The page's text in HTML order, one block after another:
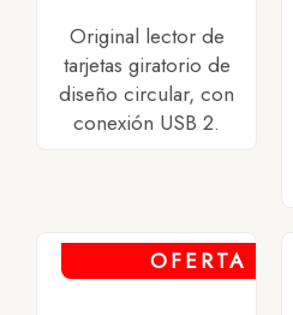
Original lector de
tarjetas giratorio de
diseño circular, con
conexión USB 2.
OFERTA